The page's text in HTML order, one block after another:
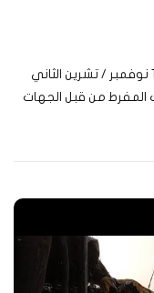
17 نوفمبر 2021 وخرجت مواكب يوم السبت 13 نوفمبر / تشرين الثاني
المفرط من قبل الجهات